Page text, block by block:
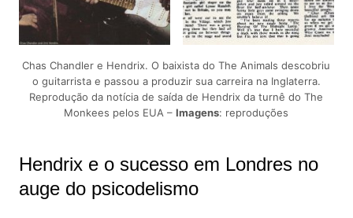
Chas Chandler e Hendrix. O baixista do The Animals descobriu
o guitarrista e passou a produzir sua carreira na Inglaterra.
Reprodução da notícia de saída de Hendrix da turnê do The
Monkees pelos EUA –Imagens: reproduções
Hendrix e o sucesso em Londres no
auge do psicodelismo